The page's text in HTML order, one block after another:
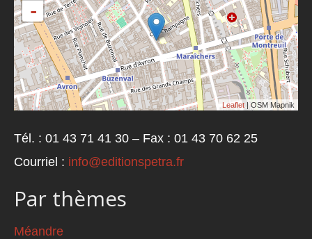
-
Leaflet | OSM Mapnik
Tél. : 01 43 71 41 30 – Fax : 01 43 70 62 25
Courriel : info@editionspetra.fr
Par thèmes
Méandre